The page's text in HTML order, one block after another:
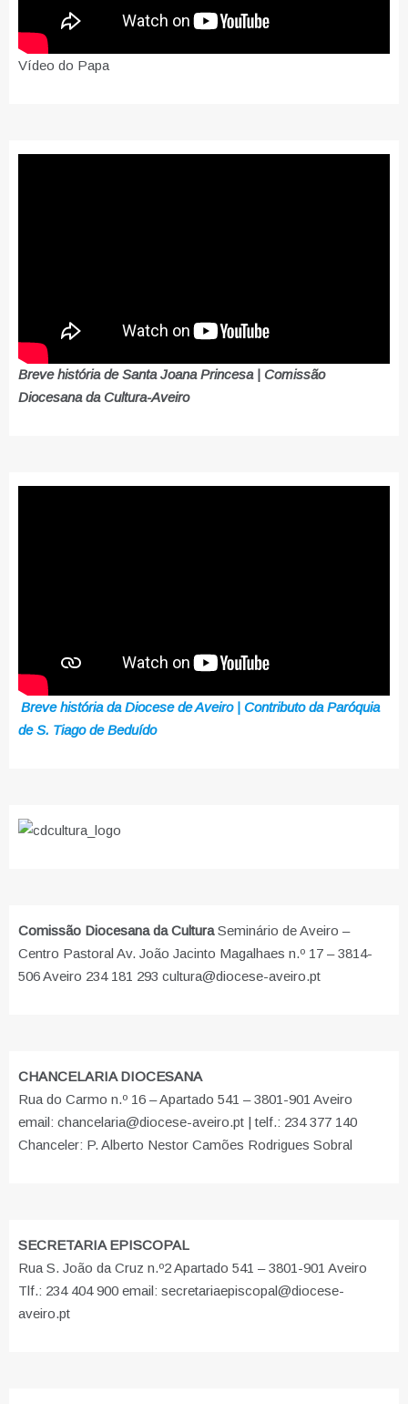
Vídeo do Papa
Breve história de Santa Joana Princesa | Comissão
Diocesana da Cultura-Aveiro
Breve história da Diocese de Aveiro | Contributo da Paróquia
de S. Tiago de Beduído
Comissão Diocesana da CulturaSeminário de Aveiro –
Centro Pastoral Av. João Jacinto Magalhaes n.º 17 – 3814-
506 Aveiro 234 181 293 cultura@diocese-aveiro.pt
CHANCELARIA DIOCESANA
Rua do Carmo n.º 16 – Apartado 541 – 3801-901 Aveiro
email: chancelaria@diocese-aveiro.pt | telf.: 234 377 140
Chanceler: P. Alberto Nestor Camões Rodrigues Sobral
SECRETARIA EPISCOPAL
Rua S. João da Cruz n.º2 Apartado 541 – 3801-901 Aveiro
Tlf.: 234 404 900 email: secretariaepiscopal@diocese-
aveiro.pt